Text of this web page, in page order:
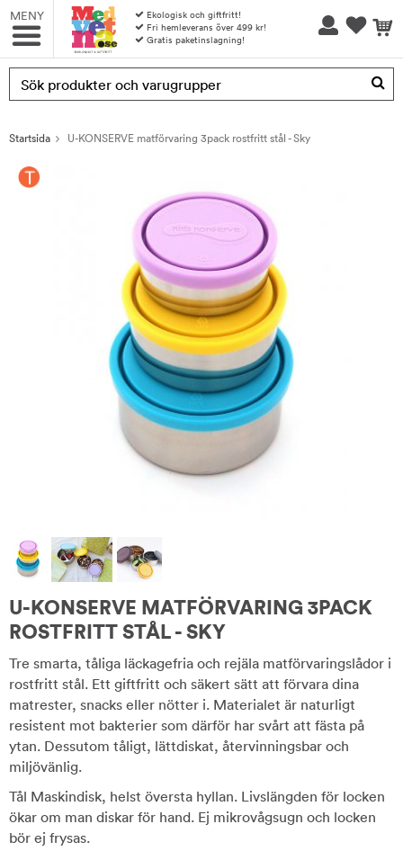
MENY
Ekologisk och giftfritt!
Fri hemleverans över 499 kr!
Gratis paketinslagning!
Produkten har blivit tillagd i varukorgen
Startsida U-KONSERVE matförvaring 3pack rostfritt stål - Sky
U-KONSERVE MATFÖRVARING 3PACK
ROSTFRITT STÅL - SKY
Tre smarta, tåliga läckagefria och rejäla matförvaringslådor i
rostfritt stål. Ett giftfritt och säkert sätt att förvara dina
matrester, snacks eller nötter i. Materialet är naturligt
resistent mot bakterier som därför har svårt att fästa på
ytan. Dessutom tåligt, lättdiskat, återvinningsbar och
miljövänlig.
Tål Maskindisk, helst översta hyllan. Livslängden för locken
ökar om man diskar för hand. Ej mikrovågsugn och locken
bör ej frysas.